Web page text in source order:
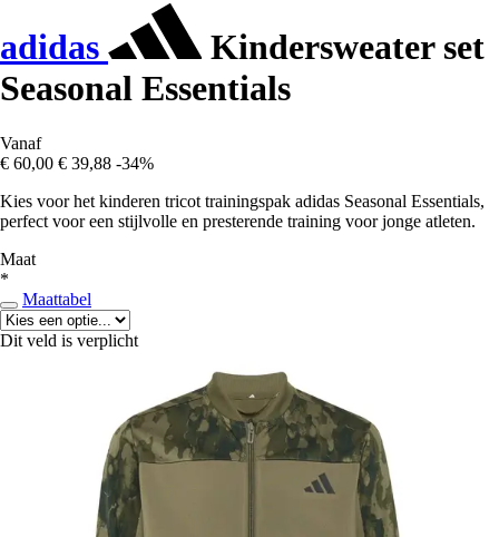
adidas
Kindersweater set
Seasonal Essentials
Vanaf
€ 60,00 € 39,88 -34%
Kies voor het kinderen tricot trainingspak adidas Seasonal Essentials,
perfect voor een stijlvolle en presterende training voor jonge atleten.
Maat
*
Maattabel
Dit veld is verplicht